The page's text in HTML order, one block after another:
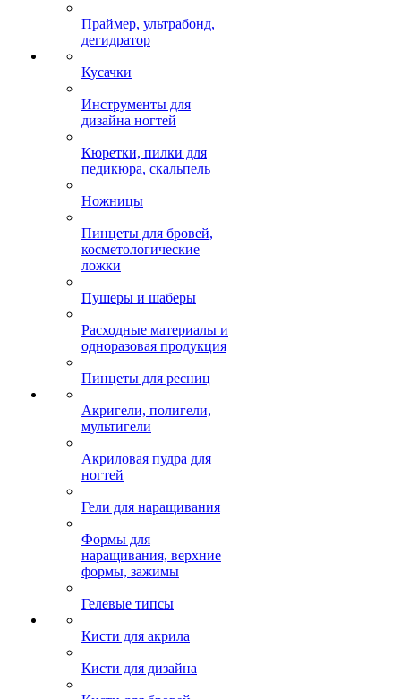
Праймер, ультрабонд,
дегидратор
Кусачки
Инструменты для
дизайна ногтей
Кюретки, пилки для
педикюра, скальпель
Ножницы
Пинцеты для бровей,
косметологические
ложки
Пушеры и шаберы
Расходные материалы и
одноразовая продукция
Пинцеты для ресниц
Акригели, полигели,
мультигели
Акриловая пудра для
ногтей
Гели для наращивания
Формы для
наращивания, верхние
формы, зажимы
Гелевые типсы
Кисти для акрила
Кисти для дизайна